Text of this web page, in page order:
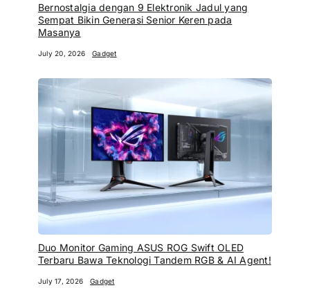
Bernostalgia dengan 9 Elektronik Jadul yang
Sempat Bikin Generasi Senior Keren pada
Masanya
July 20, 2026 Gadget
Duo Monitor Gaming ASUS ROG Swift OLED
Terbaru Bawa Teknologi Tandem RGB & AI Agent!
July 17, 2026 Gadget